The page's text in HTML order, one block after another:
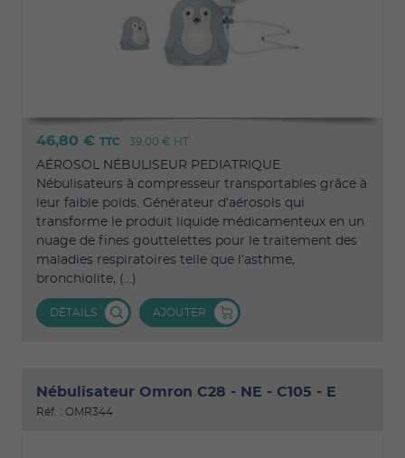
46,80 € TTC 39,00 € HT
AÉROSOL NÉBULISEUR PEDIATRIQUE
Nébulisateurs à compresseur transportables grâce à
leur faible poids. Générateur d’aérosols qui
transforme le produit liquide médicamenteux en un
nuage de fines gouttelettes pour le traitement des
maladies respiratoires telle que l’asthme,
bronchiolite, (...)
DÉTAILS AJOUTER
Nébulisateur Omron C28 - NE - C105 - E
Réf. : OMR344